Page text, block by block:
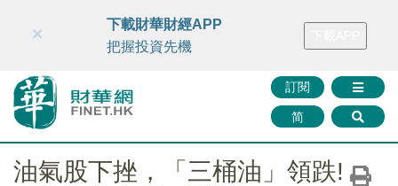
財華智庫網 FINTV FINMETA 財華證券 媒體矩陣
訂閱
简
×
下載財華財經APP
把握投資先機
油氣股下挫，「三桶油」領跌!